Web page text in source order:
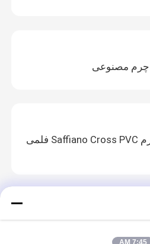
چرم مصنوعی
جعبه های بسته بندی چرم Saffiano Cross PVC فلمی
یادداشت، زیرانداز 7:45 AM